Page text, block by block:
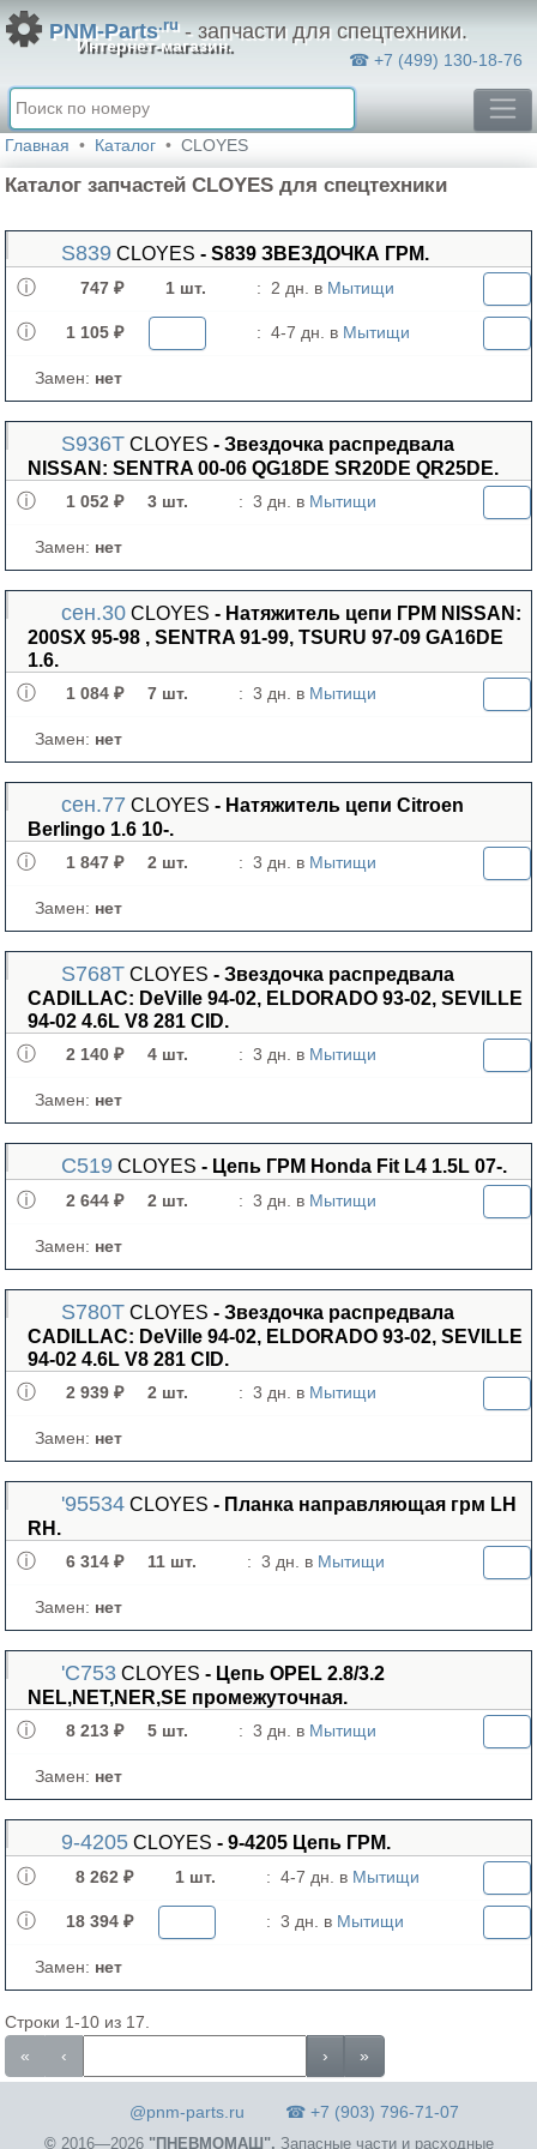
PNM-Parts.ru- запчасти для спецтехники.
Интернет-магазин.
☎ +7 (499) 130-18-76
Главная Каталог CLOYES
Каталог запчастей CLOYES для спецтехники
S839 CLOYES - S839 ЗВЕЗДОЧКА ГРМ.
747 ₽ 1 шт. : 2 дн. в Мытищи
1 105 ₽ : 4-7 дн. в Мытищи
Замен: нет
S936T CLOYES - Звездочка распредвала
NISSAN: SENTRA 00-06 QG18DE SR20DE QR25DE.
1 052 ₽ 3 шт. : 3 дн. в Мытищи
Замен: нет
сен.30 CLOYES - Натяжитель цепи ГРМ NISSAN:
200SX 95-98 , SENTRA 91-99, TSURU 97-09 GA16DE
1.6.
1 084 ₽ 7 шт. : 3 дн. в Мытищи
Замен: нет
сен.77 CLOYES - Натяжитель цепи Citroen
Berlingo 1.6 10-.
1 847 ₽ 2 шт. : 3 дн. в Мытищи
Замен: нет
S768T CLOYES - Звездочка распредвала
CADILLAC: DeVille 94-02, ELDORADO 93-02, SEVILLE
94-02 4.6L V8 281 CID.
2 140 ₽ 4 шт. : 3 дн. в Мытищи
Замен: нет
C519 CLOYES - Цепь ГРМ Honda Fit L4 1.5L 07-.
2 644 ₽ 2 шт. : 3 дн. в Мытищи
Замен: нет
S780T CLOYES - Звездочка распредвала
CADILLAC: DeVille 94-02, ELDORADO 93-02, SEVILLE
94-02 4.6L V8 281 CID.
2 939 ₽ 2 шт. : 3 дн. в Мытищи
Замен: нет
'95534 CLOYES - Планка направляющая грм LH
RH.
6 314 ₽ 11 шт. : 3 дн. в Мытищи
Замен: нет
'C753 CLOYES - Цепь OPEL 2.8/3.2
NEL,NET,NER,SE промежуточная.
8 213 ₽ 5 шт. : 3 дн. в Мытищи
Замен: нет
9-4205 CLOYES - 9-4205 Цепь ГРМ.
8 262 ₽ 1 шт. : 4-7 дн. в Мытищи
18 394 ₽ : 3 дн. в Мытищи
Замен: нет
Строки 1-10 из 17.
«
‹ › »
@pnm-parts.ru ☎ +7 (903) 796-71-07
©2016—2026 "ПНЕВМОМАШ". Запасные части и расходные